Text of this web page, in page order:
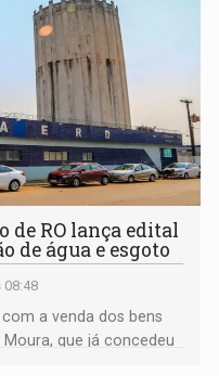
de RO lança edital
de água e esgoto
08:48
a venda dos bens
que já concedeu